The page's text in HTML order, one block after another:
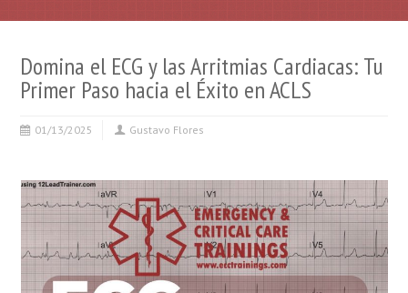
Domina el ECG y las Arritmias Cardiacas: Tu
Primer Paso hacia el Éxito en ACLS
01/13/2025 Gustavo Flores